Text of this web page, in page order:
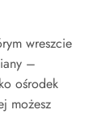
wreszcie
–
ośrodek
możesz